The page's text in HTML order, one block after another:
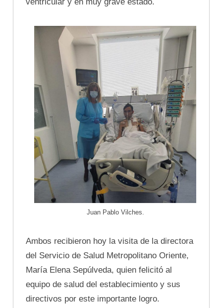
Juan Pablo Vilches.
Ambos recibieron hoy la visita de la directora
del Servicio de Salud Metropolitano Oriente,
María Elena Sepúlveda, quien felicitó al
equipo de salud del establecimiento y sus
directivos por este importante logro.